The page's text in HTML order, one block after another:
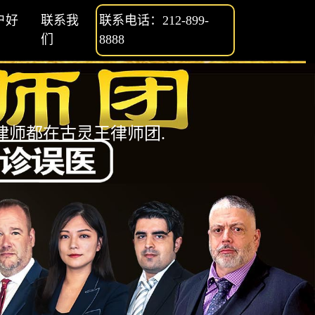
好
联系我
们
联系电话：212-899-
8888
师都在古灵王律师团.